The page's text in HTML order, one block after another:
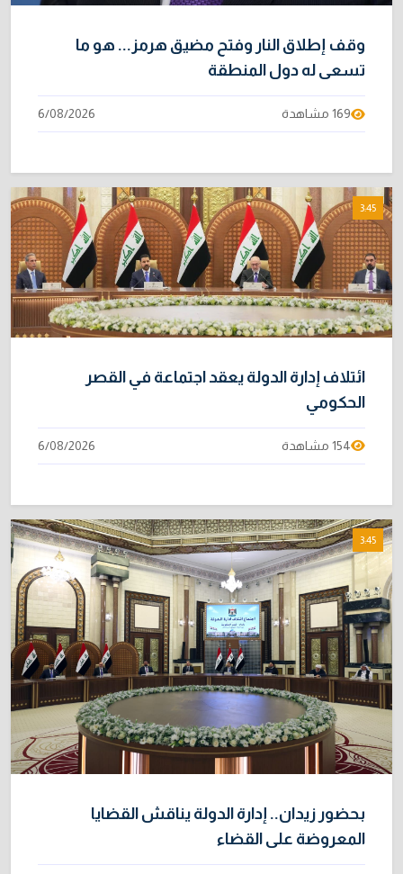
وقف إطلاق النار وفتح مضيق هرمز... هو ما
تسعى له دول المنطقة
169 مشاهدة 6/08/2026
3:45
ائتلاف إدارة الدولة يعقد اجتماعة في القصر
الحكومي
154 مشاهدة 6/08/2026
3:45
بحضور زيدان.. إدارة الدولة يناقش القضايا
المعروضة على القضاء